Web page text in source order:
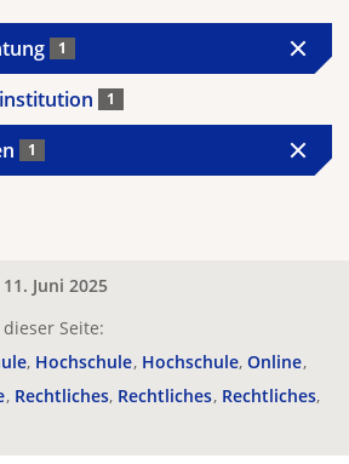
1
1
1
11. Juni 2025
Seite:
Hochschule Hochschule Online
Rechtliches Rechtliches Rechtliches